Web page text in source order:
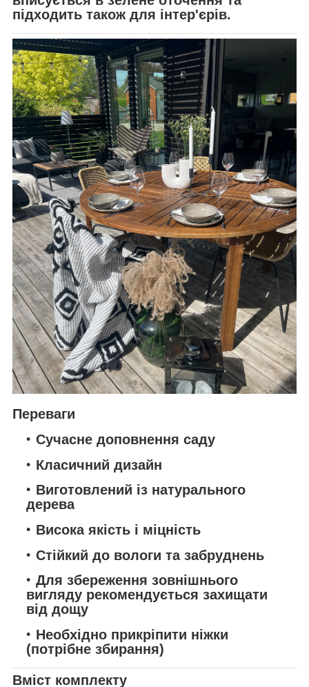
підходить також для інтер'єрів.
Переваги
Сучасне доповнення саду
Класичний дизайн
Виготовлений із натурального
дерева
Висока якість і міцність
Стійкий до вологи та забруднень
Для збереження зовнішнього
вигляду рекомендується захищати
від дощу
Необхідно прикріпити ніжки
(потрібне збирання)
Вміст комплекту